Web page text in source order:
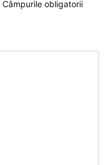
Câmpurile obligatorii